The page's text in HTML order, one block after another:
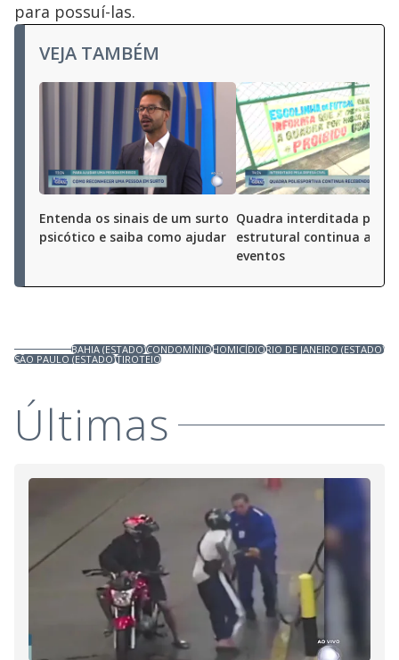
para possuí-las.
VEJA TAMBÉM
Entenda os sinais de um surto
psicótico e saiba como ajudar
Quadra interditada por
estrutural continua a
eventos
BAHIA (ESTADO)CONDOMÍNIOHOMICÍDIORIO DE JANEIRO (ESTADO)
SÃO PAULO (ESTADO)TIROTEIO
Últimas